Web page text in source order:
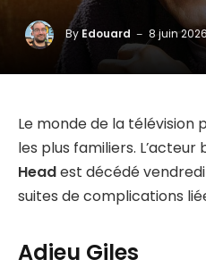
By Edouard 8 juin 2026
Le monde de la télévision
les plus familiers. L’acteur
Headest décédé vendredi
suites de complications
Adieu Giles